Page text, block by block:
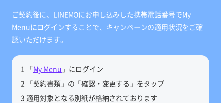
ご契約後に、LINEMOにお申し込みした携帯電話番号でMy
Menuにログインすることで、キャンペーンの適用状況をご確
認いただけます。
1 「My Menu 」にログイン
2 「契約書類」の「確認・変更する」をタップ
3 適用対象となる別紙が格納されております